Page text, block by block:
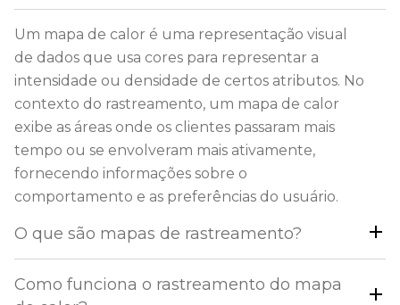
Um mapa de calor é uma representação visual
de dados que usa cores para representar a
intensidade ou densidade de certos atributos. No
contexto do rastreamento, um mapa de calor
exibe as áreas onde os clientes passaram mais
tempo ou se envolveram mais ativamente,
fornecendo informações sobre o
comportamento e as preferências do usuário.
O que são mapas de rastreamento?
Como funciona o rastreamento do mapa